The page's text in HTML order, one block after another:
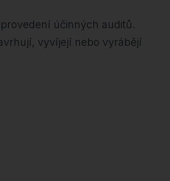
účinných auditů.
vyvíjejí nebo vyrábějí